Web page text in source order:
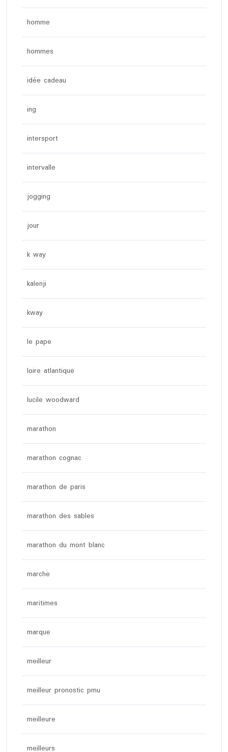
homme
hommes
idée cadeau
ing
intersport
intervalle
jogging
jour
k way
kalenji
kway
le pape
loire atlantique
lucile woodward
marathon
marathon cognac
marathon de paris
marathon des sables
marathon du mont blanc
marche
maritimes
marque
meilleur
meilleur pronostic pmu
meilleure
meilleurs